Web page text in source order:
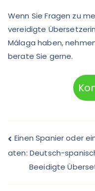
Wenn Sie Fragen zu
vereidigte
Málaga haben,
berate Sie gerne.
Einen Spanier oder
aten: Deutsch-
Beeidigte